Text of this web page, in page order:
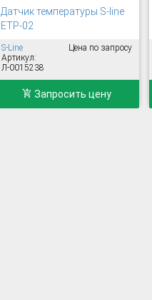
Датчик температуры S-line
ETP-02
S-Line
Артикул:
Л-0015238
Цена по запросу
Запросить цену